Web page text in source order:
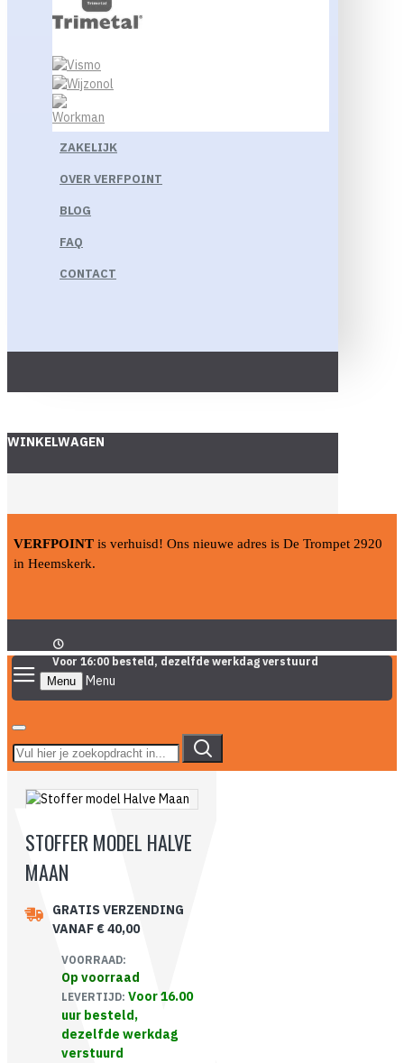
ZAKELIJK
OVER VERFPOINT
BLOG
FAQ
CONTACT
WINKELWAGEN
VERFPOINT is verhuisd! Ons nieuwe adres is De Trompet 2920
in Heemskerk.
Voor 16:00 besteld, dezelfde werkdag verstuurd
Menu
STOFFER MODEL HALVE
MAAN
GRATIS VERZENDING
VANAF € 40,00
VOORRAAD:
Op voorraad
LEVERTIJD: Voor 16.00
uur besteld,
dezelfde werkdag
verstuurd